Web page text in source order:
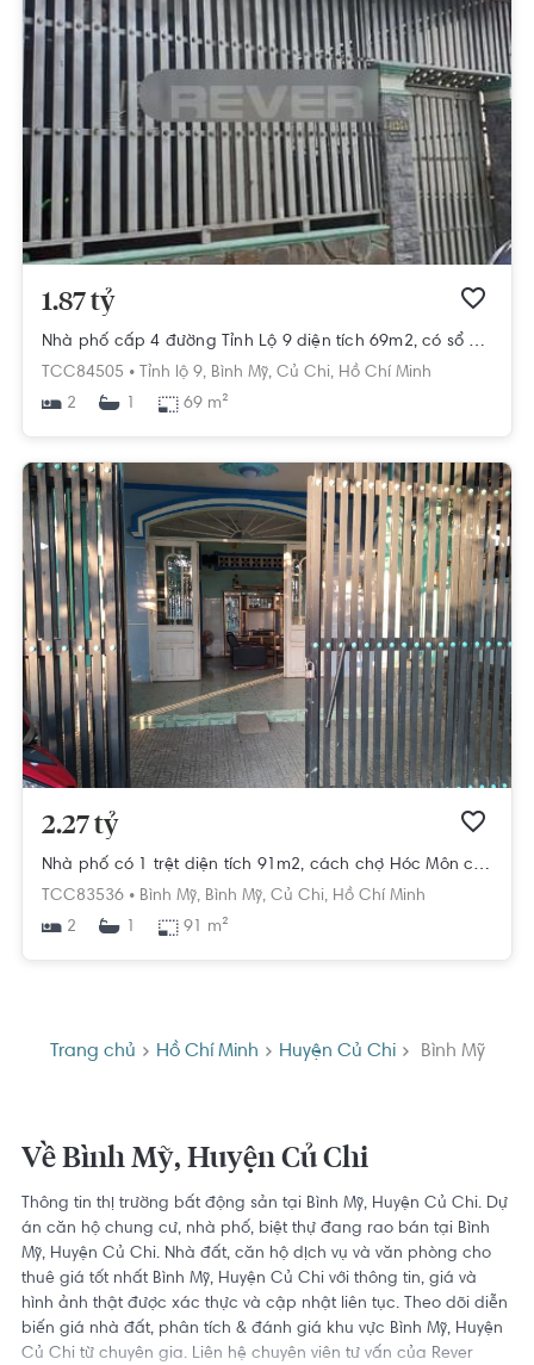
1.87 tỷ
Nhà phố cấp 4 đường Tỉnh Lộ 9 diện tích 69m2, có sổ hồng riêng.
TCC84505 •
Tỉnh lộ 9, Bình Mỹ, Củ Chi, Hồ Chí Minh
2
1 69 m²
2.27 tỷ
Nhà phố có 1 trệt diện tích 91m2, cách chợ Hóc Môn chỉ 1km.
TCC83536 • Bình Mỹ, Bình Mỹ, Củ Chi, Hồ Chí Minh
2
1 91 m²
Trang chủ Hồ Chí Minh Huyện Củ Chi Bình Mỹ
Về Bình Mỹ, Huyện Củ Chi
Thông tin thị trường bất động sản tại Bình Mỹ, Huyện Củ Chi. Dự
án căn hộ chung cư, nhà phố, biệt thự đang rao bán tại Bình
Mỹ, Huyện Củ Chi. Nhà đất, căn hộ dịch vụ và văn phòng cho
thuê giá tốt nhất Bình Mỹ, Huyện Củ Chi với thông tin, giá và
hình ảnh thật được xác thực và cập nhật liên tục. Theo dõi diễn
biến giá nhà đất, phân tích & đánh giá khu vực Bình Mỹ, Huyện
Củ Chi từ chuyên gia. Liên hệ chuyên viên tư vấn của Rever